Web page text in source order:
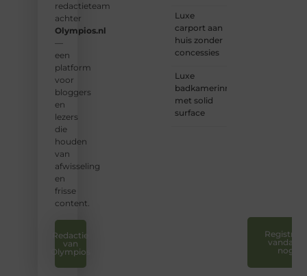
redactieteam
achter
Olympios.nl
—
een
platform
voor
bloggers
en
lezers
die
houden
van
afwisseling
en
frisse
content.
Redactie
van
Olympios
Luxe
carport aan
huis zonder
concessies
Luxe
badkamerinrichting
met solid
surface
Registreer
vandaag
nog